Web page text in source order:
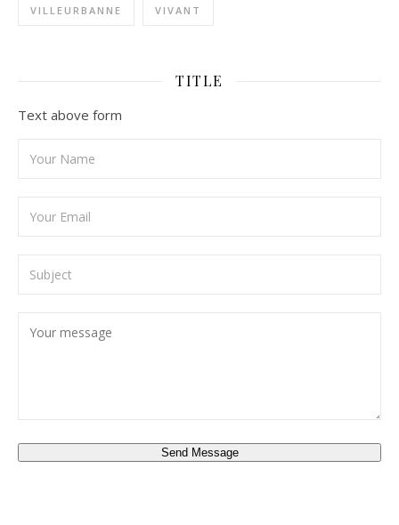
VILLEURBANNE VIVANT
TITLE
Text above form
Send Message